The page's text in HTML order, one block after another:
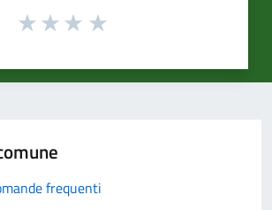
frequenti